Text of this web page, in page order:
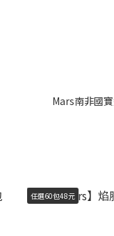
Mars南非國
任選60包48元